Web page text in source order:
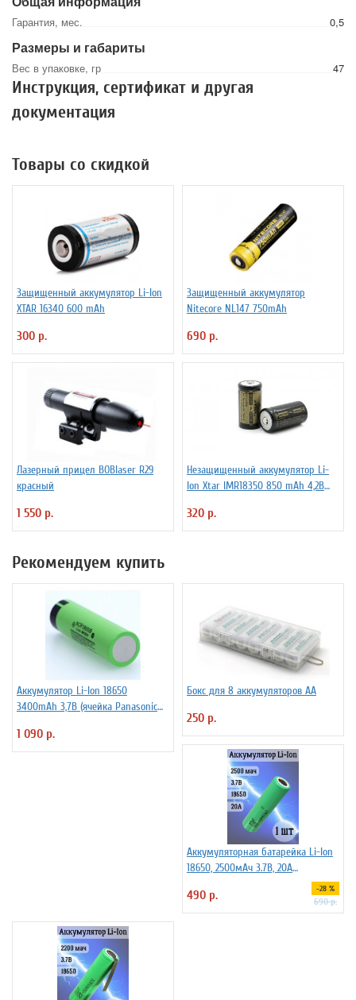
Гарантия, мес. 0,5
Размеры и габариты
Вес в упаковке, гр 47
Инструкция, сертификат и другая
документация
Товары со скидкой
Защищенный аккумулятор Li-Ion
XTAR 16340 600 mAh
300 р.
Защищенный аккумулятор
Niteсore NL147 750mAh
690 р.
Лазерный прицел BOBlaser R29
красный
1 550 р.
Незащищенный аккумулятор Li-
Ion Xtar IMR18350 850 mAh 4,2В
320 р.
Рекомендуем купить
Аккумулятор Li-Ion 18650
3400mAh 3,7В (ячейка Panasonic
1 090 р.
Бокс для 8 аккумуляторов АА
250 р.
Аккумуляторная батарейка Li-Ion
18650, 2500мАч 3.7В, 20A
490 р. -28 %
690 р.